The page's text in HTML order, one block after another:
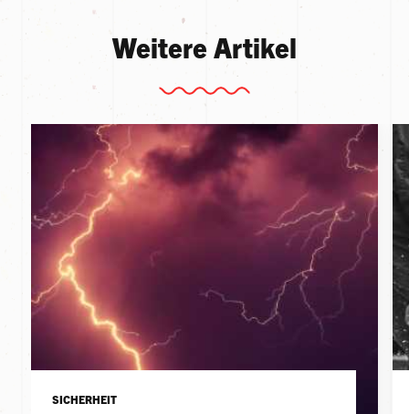
Weitere Artikel
SICHERHEIT